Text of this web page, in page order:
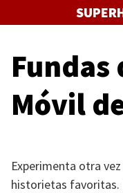
al
Fundas
Móvil
Experimenta otra
historietas favoritas.